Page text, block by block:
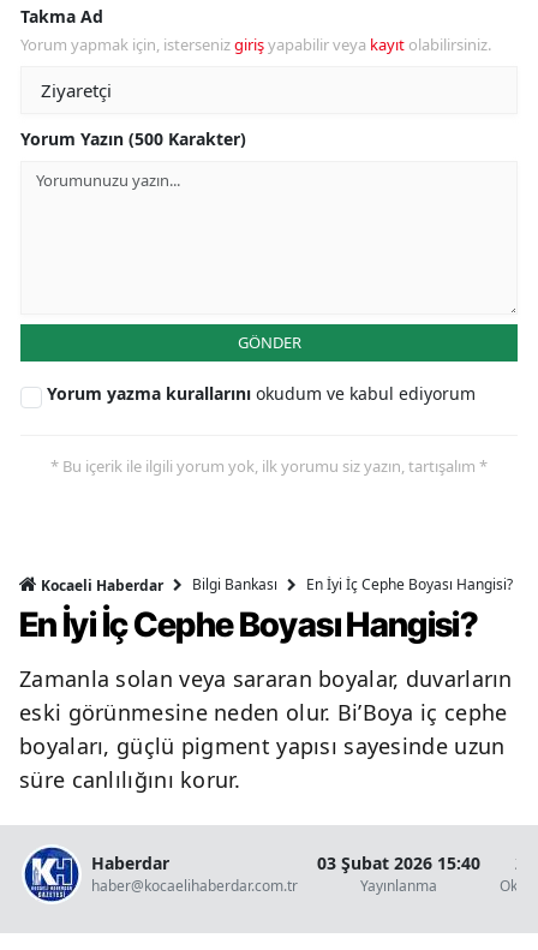
Takma Ad
Yorum yapmak için, istersenizgirişyapabilir veya kayıt olabilirsiniz.
Yorum Yazın (500 Karakter)
GÖNDER
Yorum yazma kurallarını okudum ve kabul ediyorum
* Bu içerik ile ilgili yorum yok, ilk yorumu siz yazın, tartışalım *
Kocaeli Haberdar Bilgi Bankası En İyi İç Cephe Boyası Hangisi?
En İyi İç Cephe Boyası Hangisi?
Zamanla solan veya sararan boyalar, duvarların
eski görünmesine neden olur. Bi’Boya iç cephe
boyaları, güçlü pigment yapısı sayesinde uzun
süre canlılığını korur.
Haberdar
haber@kocaelihaberdar.com.tr
03 Şubat 2026 15:40
Yayınlanma
2